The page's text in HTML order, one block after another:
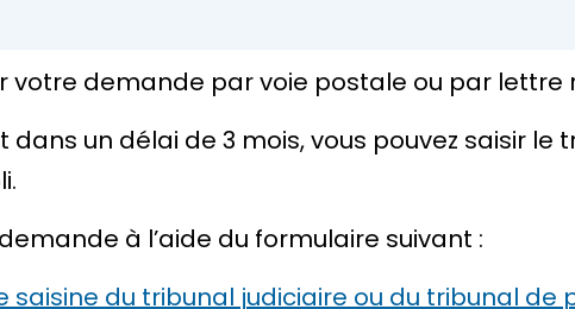
votre demande par voie postale ou par
un délai de 3 mois, vous pouvez saisir
à l’aide du formulaire suivant :
saisine du tribunal judiciaire ou du tribunal de